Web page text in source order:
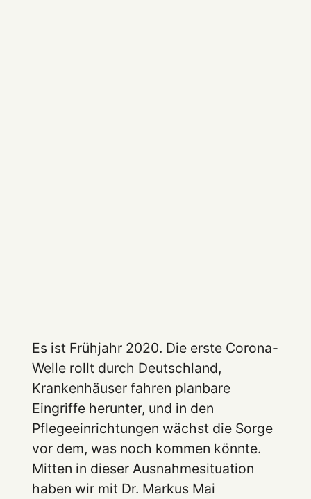
Es ist Frühjahr 2020. Die erste Corona-
Welle rollt durch Deutschland,
Krankenhäuser fahren planbare
Eingriffe herunter, und in den
Pflegeeinrichtungen wächst die Sorge
vor dem, was noch kommen könnte.
Mitten in dieser Ausnahmesituation
haben wir mit Dr. Markus Mai